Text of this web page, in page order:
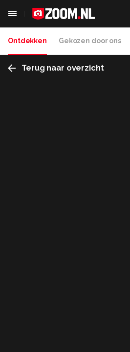
Ontdekken Gekozen door ons
Terug naar overzicht